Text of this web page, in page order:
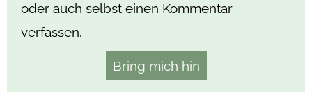
oder auch selbst einen Kommentar
verfassen.
Bring mich hin